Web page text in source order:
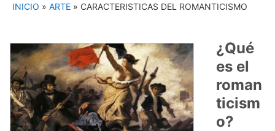
INICIO » ARTE » CARACTERISTICAS DEL ROMANTICISMO
¿Qué
es el
roman
ticism
o?